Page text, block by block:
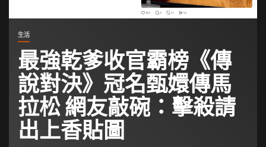
生活
最強乾爹收官霸榜《傳
說對決》冠名甄嬛傳馬
拉松 網友敲碗：擊殺請
出上香貼圖